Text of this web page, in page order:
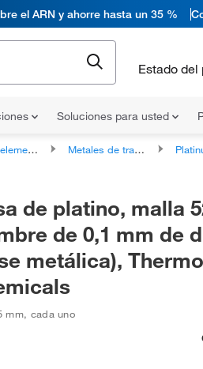
el ARN y ahorre hasta un 35 %
Estado del
Soluciones para usted
Metales de transición
de platino, malla
de 0,1 mm de
metálica),
mm, cada uno